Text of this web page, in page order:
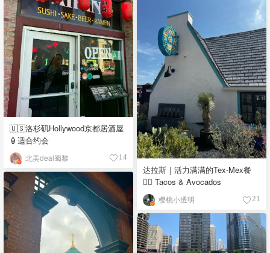
🇺🇸洛杉矶Hollywood京都居酒屋
🏮适合约会
北美deal蜀黎 14
达拉斯｜活力满满的Tex-Mex餐
👉🏼 Tacos & Avocados
樱桃小透明 21